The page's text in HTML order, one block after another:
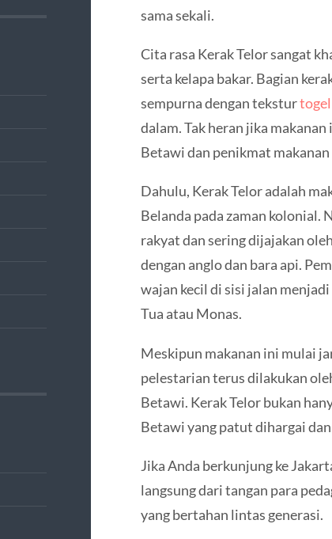
sama sekali.
Cita rasa Kerak Telor sangat
serta kelapa bakar. Bagian
sempurna dengan tekstur
dalam. Tak heran jika
Betawi dan penikmat
Dahulu, Kerak Telor adalah
Belanda pada zaman kolonial.
rakyat dan sering dijajakan
dengan anglo dan bara api.
wajan kecil di sisi jalan
Tua atau Monas.
Meskipun makanan ini mulai
pelestarian terus dilakukan
Betawi. Kerak Telor bukan
Betawi yang patut dihargai
Jika Anda berkunjung ke
langsung dari tangan para
yang bertahan lintas generasi.